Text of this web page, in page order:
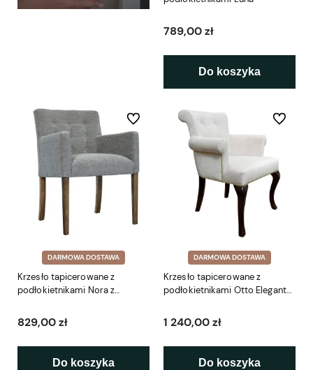
789,00 zł
Do koszyka
DARMOWA DOSTAWA
Krzesło tapicerowane z
podłokietnikami Nora z
829,00 zł
Do koszyka
Do ulubionych
DARMOWA DOSTAWA
Krzesło tapicerowane z
podłokietnikami Otto Elegant
1 240,00 zł
Do koszyka
Do